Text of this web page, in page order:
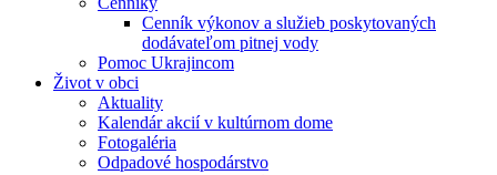
Cenník výkonov a služieb poskytovaných
dodávateľom pitnej vody
Pomoc Ukrajincom
Život v obci
Aktuality
Kalendár akcií v kultúrnom dome
Fotogaléria
Odpadové hospodárstvo